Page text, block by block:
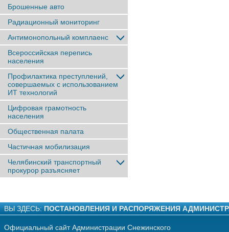
Брошенные авто
Радиационный мониторинг
Антимонопольный комплаенс
Всероссийская перепись
населения
Профилактика преступлений,
совершаемых с использованием
ИТ технологий
Цифровая грамотность
населения
Общественная палата
Частичная мобилизация
Челябинский транспортный
прокурор разъясняет
ВЫ ЗДЕСЬ: ПОСТАНОВЛЕНИЯ И РАСПОРЯЖЕНИЯ
Официальный сайт Администрации Снежинского